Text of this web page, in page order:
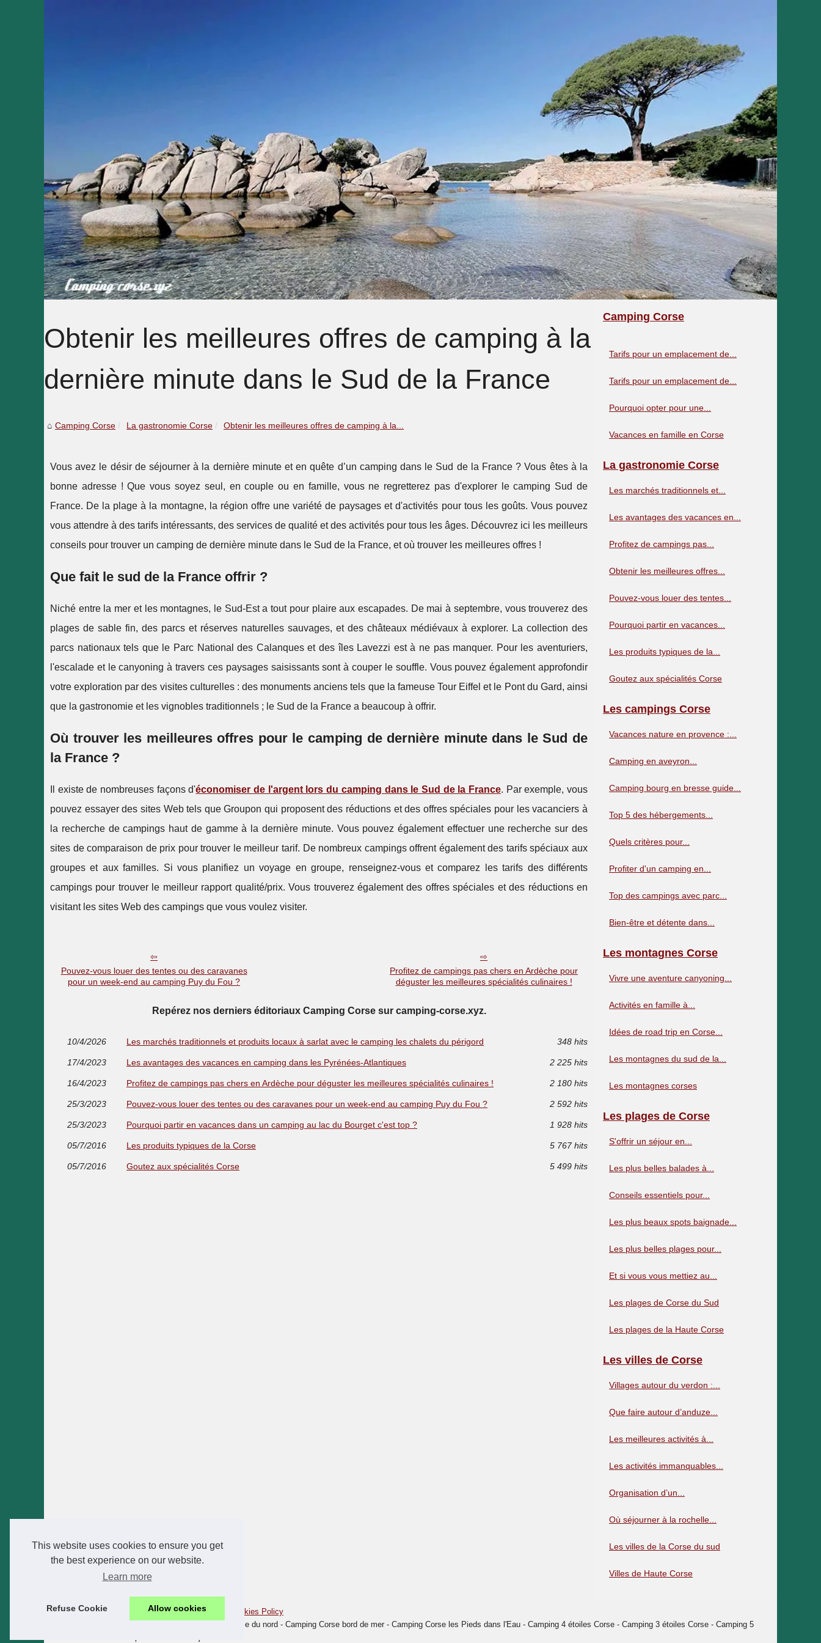
This website uses cookies to ensure you get
the best experience on our website.
Learn more
Refuse Cookie Allow cookies
Obtenir les meilleures offres de camping à la
dernière minute dans le Sud de la France
Camping Corse La gastronomie Corse Obtenir les meilleures offres de camping à la...
Vous avez le désir de séjourner à la dernière minute et en quête d’un camping dans le Sud de la France ? Vous êtes à la
bonne adresse ! Que vous soyez seul, en couple ou en famille, vous ne regretterez pas d'explorer le camping Sud de
France. De la plage à la montagne, la région offre une variété de paysages et d'activités pour tous les goûts. Vous pouvez
vous attendre à des tarifs intéressants, des services de qualité et des activités pour tous les âges. Découvrez ici les meilleurs
conseils pour trouver un camping de dernière minute dans le Sud de la France, et où trouver les meilleures offres !
Que fait le sud de la France offrir ?
Niché entre la mer et les montagnes, le Sud-Est a tout pour plaire aux escapades. De mai à septembre, vous trouverez des
plages de sable fin, des parcs et réserves naturelles sauvages, et des châteaux médiévaux à explorer. La collection des
parcs nationaux tels que le Parc National des Calanques et des îles Lavezzi est à ne pas manquer. Pour les aventuriers,
l'escalade et le canyoning à travers ces paysages saisissants sont à couper le souffle. Vous pouvez également approfondir
votre exploration par des visites culturelles : des monuments anciens tels que la fameuse Tour Eiffel et le Pont du Gard, ainsi
que la gastronomie et les vignobles traditionnels ; le Sud de la France a beaucoup à offrir.
Où trouver les meilleures offres pour le camping de dernière minute dans le Sud de
la France ?
Il existe de nombreuses façons d'économiser de l'argent lors du camping dans le Sud de la France. Par exemple, vous
pouvez essayer des sites Web tels que Groupon qui proposent des réductions et des offres spéciales pour les vacanciers à
la recherche de campings haut de gamme à la dernière minute. Vous pouvez également effectuer une recherche sur des
sites de comparaison de prix pour trouver le meilleur tarif. De nombreux campings offrent également des tarifs spéciaux aux
groupes et aux familles. Si vous planifiez un voyage en groupe, renseignez-vous et comparez les tarifs des différents
campings pour trouver le meilleur rapport qualité/prix. Vous trouverez également des offres spéciales et des réductions en
visitant les sites Web des campings que vous voulez visiter.
Pouvez-vous louer des tentes ou des caravanes
pour un week-end au camping Puy du Fou ?
Profitez de campings pas chers en Ardèche pour
déguster les meilleures spécialités culinaires !
Repérez nos derniers éditoriaux Camping Corse sur camping-corse.xyz.
10/4/2026 Les marchés traditionnels et produits locaux à sarlat avec le camping les chalets du périgord 348 hits
17/4/2023 Les avantages des vacances en camping dans les Pyrénées-Atlantiques 2 225 hits
16/4/2023 Profitez de campings pas chers en Ardèche pour déguster les meilleures spécialités culinaires ! 2 180 hits
25/3/2023 Pouvez-vous louer des tentes ou des caravanes pour un week-end au camping Puy du Fou ? 2 592 hits
25/3/2023 Pourquoi partir en vacances dans un camping au lac du Bourget c'est top ? 1 928 hits
05/7/2016 Les produits typiques de la Corse 5 767 hits
05/7/2016 Goutez aux spécialités Corse 5 499 hits
Camping Corse
Tarifs pour un emplacement de...
Tarifs pour un emplacement de...
Pourquoi opter pour une...
Vacances en famille en Corse
La gastronomie Corse
Les marchés traditionnels et...
Les avantages des vacances en...
Profitez de campings pas...
Obtenir les meilleures offres...
Pouvez-vous louer des tentes...
Pourquoi partir en vacances...
Les produits typiques de la...
Goutez aux spécialités Corse
Les campings Corse
Vacances nature en provence :...
Camping en aveyron...
Camping bourg en bresse guide...
Top 5 des hébergements...
Quels critères pour...
Profiter d'un camping en...
Top des campings avec parc...
Bien-être et détente dans...
Les montagnes Corse
Vivre une aventure canyoning...
Activités en famille à...
Idées de road trip en Corse...
Les montagnes du sud de la...
Les montagnes corses
Les plages de Corse
S'offrir un séjour en...
Les plus belles balades à...
Conseils essentiels pour...
Les plus beaux spots baignade...
Les plus belles plages pour...
Et si vous vous mettiez au...
Les plages de Corse du Sud
Les plages de la Haute Corse
Les villes de Corse
Villages autour du verdon :...
Que faire autour d’anduze...
Les meilleures activités à...
Les activités immanquables...
Organisation d’un...
Où séjourner à la rochelle...
Les villes de la Corse du sud
Villes de Haute Corse
© 2026Camping-corse.xyz Schéma votre site web
Cookies Policy
Camping Corse - Camping Corse du Sud - Camping Corse du nord - Camping Corse bord de mer - Camping Corse les Pieds dans l'Eau - Camping 4 étoiles Corse - Camping 3 étoiles Corse - Camping 5